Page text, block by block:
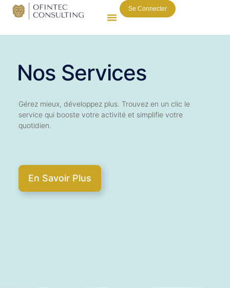
Se Connecter
Nos Services
Gérez mieux, développez plus. Trouvez en un clic le
service qui booste votre activité et simplifie votre
quotidien.
En Savoir Plus